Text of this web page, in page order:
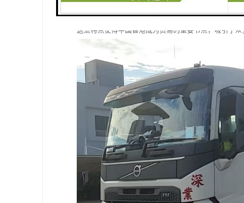
10. 政策支持：中国香港政府积推动贸易发展，提供多
这些特点使得中国香港成为贸易的重要节点，吸引了众